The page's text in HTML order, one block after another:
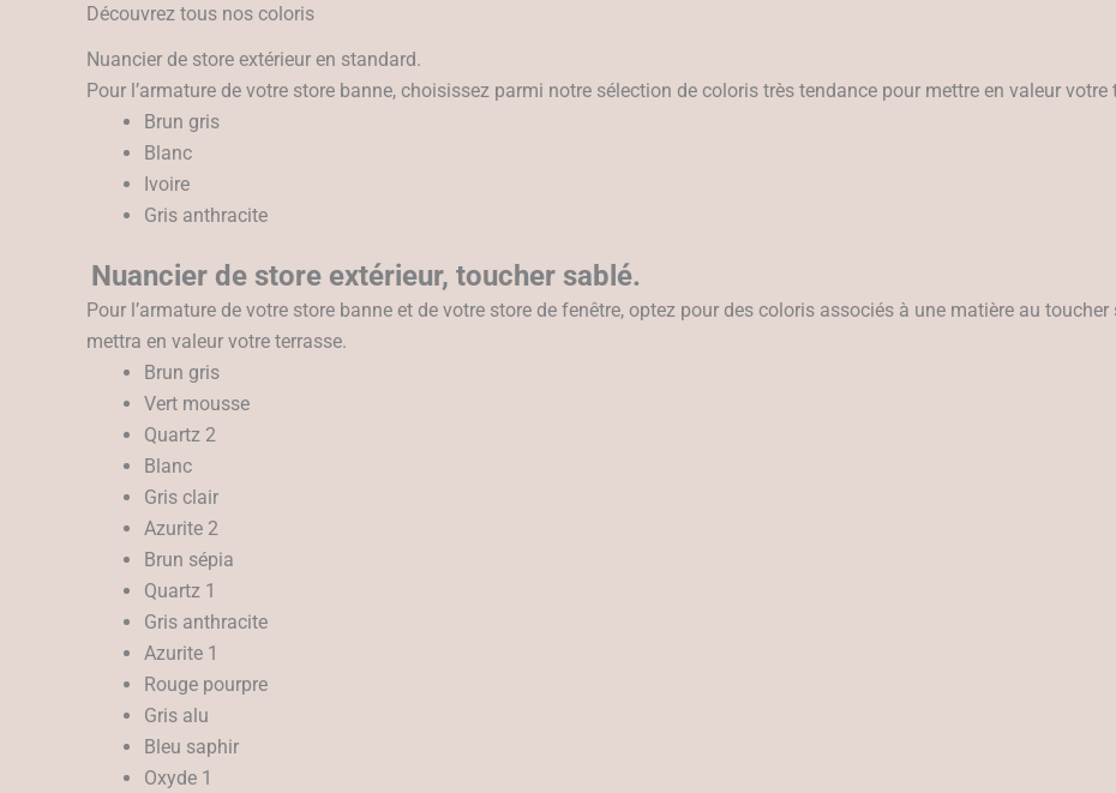
Découvrez tous nos coloris
Nuancier de store extérieur en standard.
Pour l’armature de votre store banne, choisissez parmi notre sélection de coloris très tendance pour mettre en valeur votre
Brun gris
Blanc
Ivoire
Gris anthracite
Nuancier de store extérieur, toucher sablé.
Pour l’armature de votre store banne et de votre store de fenêtre, optez pour des coloris associés à une matière au
mettra en valeur votre terrasse.
Brun gris
Vert mousse
Quartz 2
Blanc
Gris clair
Azurite 2
Brun sépia
Quartz 1
Gris anthracite
Azurite 1
Rouge pourpre
Gris alu
Bleu saphir
Oxyde 1